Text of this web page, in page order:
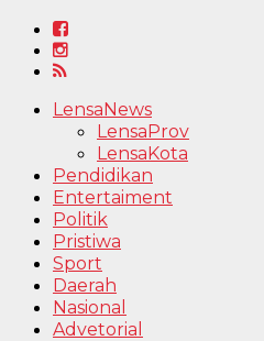
LensaNews
LensaProv
LensaKota
Pendidikan
Entertaiment
Politik
Pristiwa
Sport
Daerah
Nasional
Advetorial